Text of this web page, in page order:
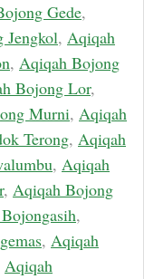
Gede,
Jengkol, Aqiqah
, Aqiqah Bojong
Bojong Lor,
Murni, Aqiqah
Terong, Aqiqah
, Aqiqah
, Aqiqah Bojong
,
, Aqiqah
Aqiqah